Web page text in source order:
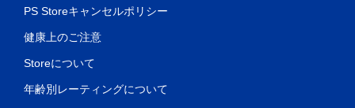
PS Storeキャンセルポリシー
健康上のご注意
Storeについて
年齢別レーティングについて